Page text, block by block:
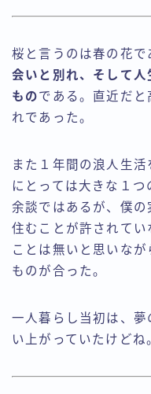
桜と言うのは春の花で
会いと別れ、そして
ものである。直近だ
れであった。
また１年間の浪人生
にとっては大きな１つ
余談ではあるが、僕
住むことが許されて
ことは無いと思いな
ものが合った。
一人暮らし当初は、
い上がっていたけどね